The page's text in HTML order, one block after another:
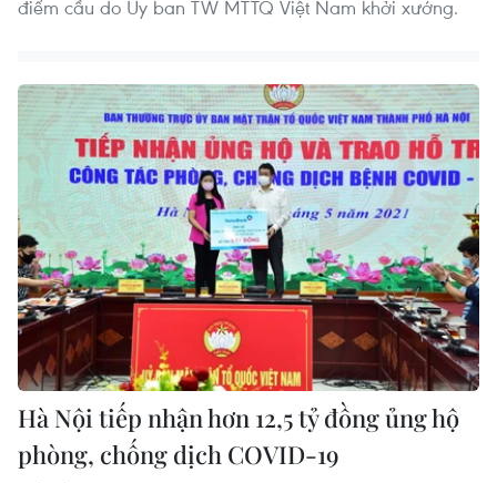
điểm cầu do Ủy ban TW MTTQ Việt Nam khởi xướng.
Hà Nội tiếp nhận hơn 12,5 tỷ đồng ủng hộ
phòng, chống dịch COVID-19